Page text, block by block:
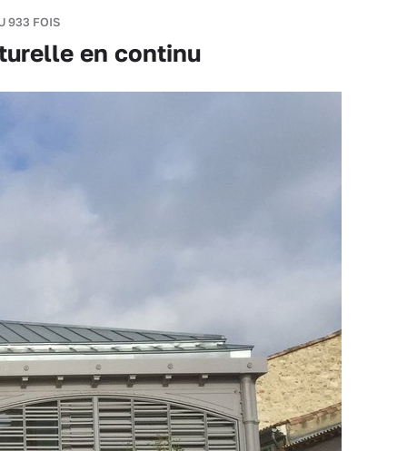
933 FOIS
en continu